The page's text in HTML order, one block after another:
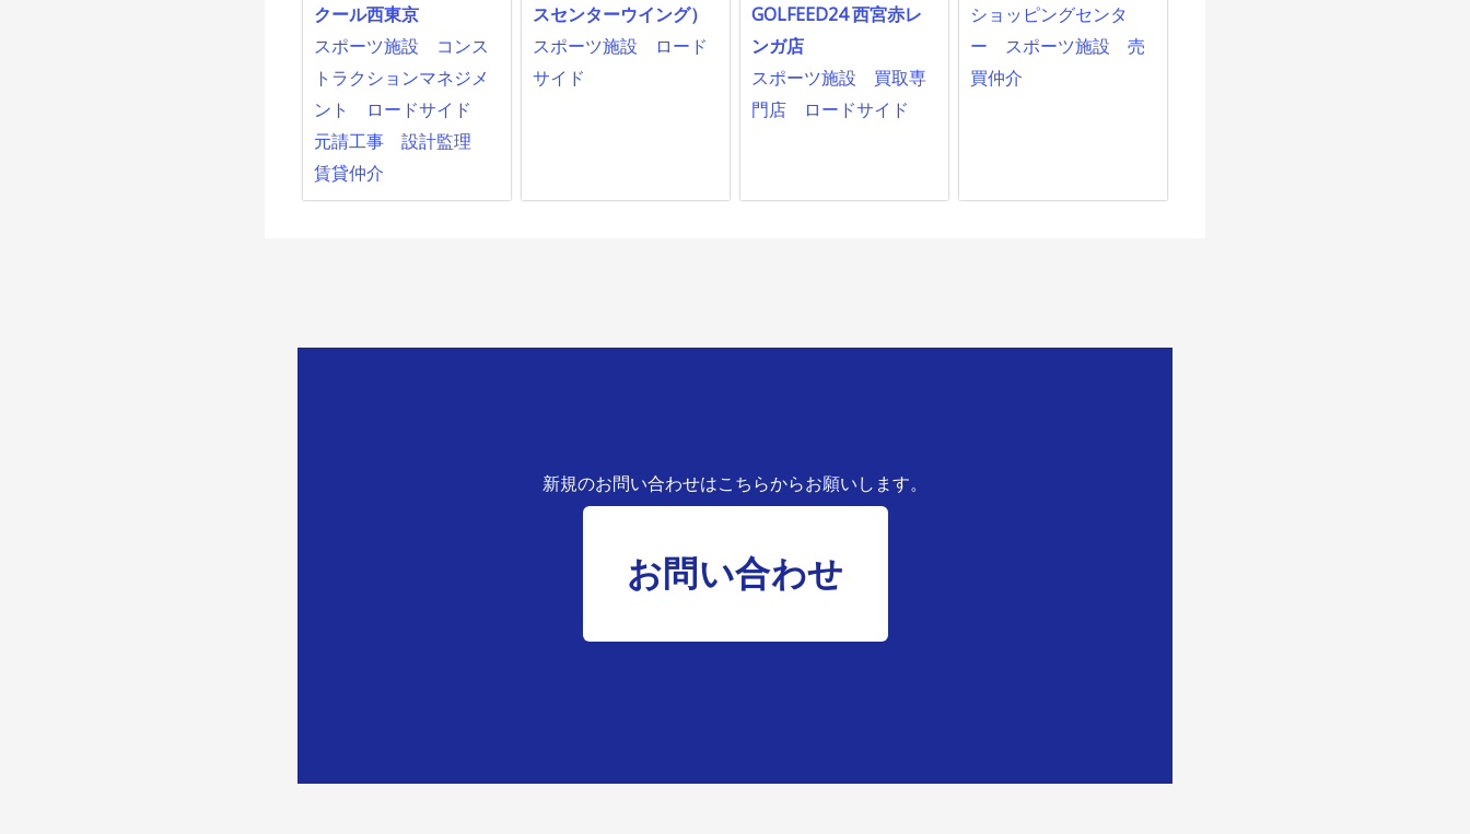
クール西東京
スポーツ施設
コンス
トラクションマネジメ
ント
ロードサイド
元請工事
設計監理
賃貸仲介
スセンターウイング）
スポーツ施設
ロード
サイド
GOLFEED24 西宮赤レ
ンガ店
スポーツ施設
買取専
門店
ロードサイド
ショッピングセンタ
ー
スポーツ施設
売
買仲介
新規のお問い合わせはこちらからお願いします。
お問い合わせ